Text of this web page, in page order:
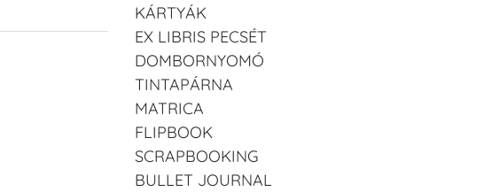
KÁRTYÁK
EX LIBRIS PECSÉT
DOMBORNYOMÓ
TINTAPÁRNA
MATRICA
FLIPBOOK
SCRAPBOOKING
BULLET JOURNAL